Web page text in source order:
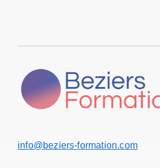
info@beziers-formation.com